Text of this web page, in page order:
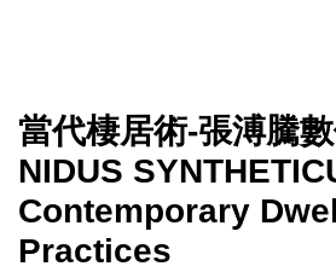
當代棲居術-張溥騰
NIDUS
Contemporary
Practices